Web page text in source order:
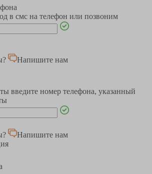
в смс на телефон или позвоним
Напишите нам
введите номер телефона, указанный
Напишите нам